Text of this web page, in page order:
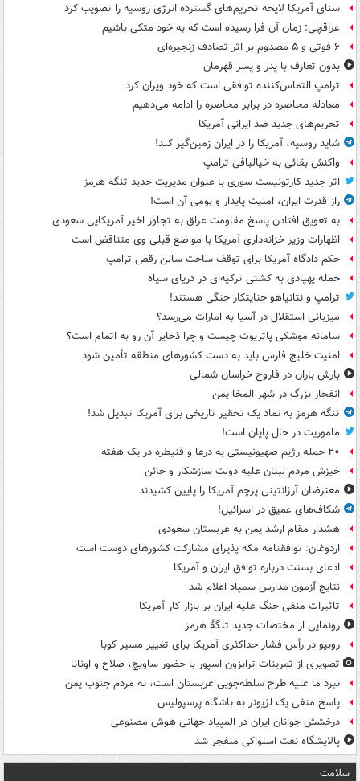
سنای آمریکا لایحه تحریم‌های گسترده انرژی روسیه را تصویب کرد
عراقچی: زمان آن فرا رسیده است که به خود متکی باشیم
۶ فوتی و ۵ مصدوم بر اثر تصادف زنجیره‌ای
بدون تعارف با پدر و پسر قهرمان
ترامپ التماس‌کننده توافقی است که خود ویران کرد
معادله محاصره در برابر محاصره را ادامه می‌دهیم
تحریم‌های جدید ضد ایرانی آمریکا
شاید روسیه، آمریکا را در ایران زمین‌گیر کند!
واکنش بقائی به خیالبافی ترامپ
اثر جدید کارتونیست سوری با عنوان مدیریت جدید تنگه هرمز
راز قدرت ایران، امنیت پایدار و بومی آن است!
به تعویق افتادن پاسخ مقاومت عراق به تجاوز اخیر آمریکایی سعودی
اظهارات وزیر خزانه‌داری آمریکا با مواضع قبلی وی متناقض است
حکم دادگاه آمریکا برای توقف ساخت سالن رقص ترامپ
حمله پهپادی به کشتی ترکیه‌ای در دریای سیاه
ترامپ و نتانیاهو جنایتکار جنگی هستند!
میزبانی استقلال در آسیا به امارات می‌رسد؟
سامانه موشکی پاتریوت چیست و چرا ذخایر آن رو به اتمام است؟
امنیت خلیج فارس باید به دست کشورهای منطقه تأمین شود
بارش باران در فاروج خراسان شمالی
انفجار بزرگ در شهر المخا یمن
تنگه هرمز به نماد یک تحقیر تاریخی برای آمریکا تبدیل شد!
ماموریت در حال پایان است!
۲۰ حمله رژیم صهیونیستی به درعا و قنیطره در یک هفته
خیزش مردم لبنان علیه دولت سازشکار و خائن
معترضان آرژانتینی پرچم آمریکا را پایین کشیدند
شکاف‌های عمیق در اسرائیل!
هشدار مقام ارشد یمن به عربستان سعودی
اردوغان: توافقنامه مکه پذیرای مشارکت کشورهای دوست است
ادعای بسنت درباره توافق ایران و آمریکا
نتایج آزمون مدارس سمپاد اعلام شد
تاثیرات منفی جنگ علیه ایران بر بازار کار آمریکا
رونمایی از مختصات جدید تنگۀ هرمز
روبیو در رأس فشار حداکثری آمریکا برای تغییر مسیر کوبا
تصویری از تمرینات ترابزون اسپور با حضور ساویچ، صلاح و اونانا
نبرد ما علیه طرح سلطه‌جویی عربستان است، نه مردم جنوب یمن
پاسخ منفی یک لژیونر به باشگاه پرسپولیس
درخشش جوانان ایران در المپیاد جهانی هوش مصنوعی
پالایشگاه نفت اسلواکی منفجر شد
سلامت